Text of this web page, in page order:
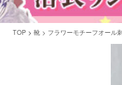
TOP 靴 フラワーモチーフオール